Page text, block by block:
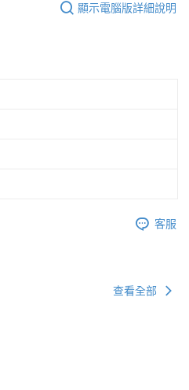
顯示電腦版詳細說明
客服
查看全部